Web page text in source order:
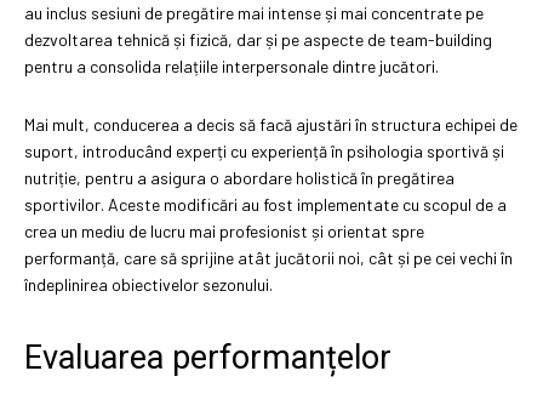
au inclus sesiuni de pregătire mai intense și mai concentrate pe
dezvoltarea tehnică și fizică, dar și pe aspecte de team-building
pentru a consolida relațiile interpersonale dintre jucători.
Mai mult, conducerea a decis să facă ajustări în structura echipei de
suport, introducând experți cu experiență în psihologia sportivă și
nutriție, pentru a asigura o abordare holistică în pregătirea
sportivilor. Aceste modificări au fost implementate cu scopul de a
crea un mediu de lucru mai profesionist și orientat spre
performanță, care să sprijine atât jucătorii noi, cât și pe cei vechi în
îndeplinirea obiectivelor sezonului.
Evaluarea performanțelor